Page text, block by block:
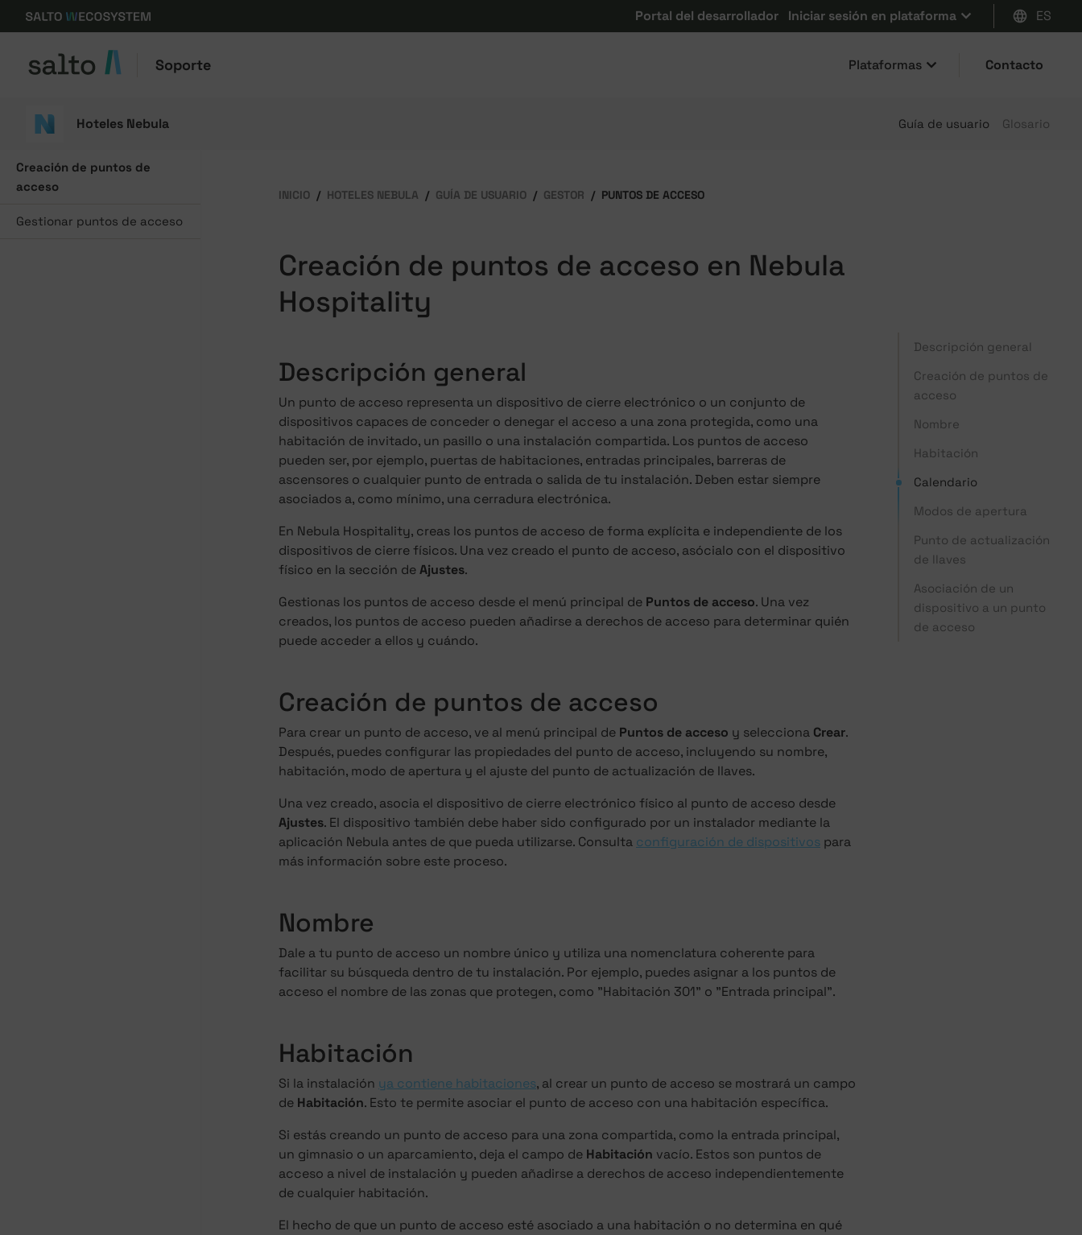
Portal del desarrollador Iniciar sesión en plataforma ES
Soporte Plataformas Contacto
Hoteles Nebula Guía de usuario Glosario
INICIO HOTELES NEBULA GUÍA DE USUARIO GESTOR PUNTOS DE ACCESO
Creación de puntos de acceso en Nebula
Hospitality
Descripción general
Un punto de acceso representa un dispositivo de cierre electrónico o un conjunto de
dispositivos capaces de conceder o denegar el acceso a una zona protegida, como una
habitación de invitado, un pasillo o una instalación compartida. Los puntos de acceso
pueden ser, por ejemplo, puertas de habitaciones, entradas principales, barreras de
ascensores o cualquier punto de entrada o salida de tu instalación. Deben estar siempre
asociados a, como mínimo, una cerradura electrónica.
En Nebula Hospitality, creas los puntos de acceso de forma explícita e independiente de los
dispositivos de cierre físicos. Una vez creado el punto de acceso, asócialo con el dispositivo
físico en la sección deAjustes.
Gestionas los puntos de acceso desde el menú principal de Puntos de acceso. Una vez
creados, los puntos de acceso pueden añadirse a derechos de acceso para determinar quién
puede acceder a ellos y cuándo.
Creación de puntos de acceso
Para crear un punto de acceso, ve al menú principal de Puntos de acceso y selecciona Crear.
Después, puedes configurar las propiedades del punto de acceso, incluyendo su nombre,
habitación, modo de apertura y el ajuste del punto de actualización de llaves.
Una vez creado, asocia el dispositivo de cierre electrónico físico al punto de acceso desde
Ajustes. El dispositivo también debe haber sido configurado por un instalador mediante la
aplicación Nebula antes de que pueda utilizarse. Consulta configuración de dispositivos para
más información sobre este proceso.
Nombre
Dale a tu punto de acceso un nombre único y utiliza una nomenclatura coherente para
facilitar su búsqueda dentro de tu instalación. Por ejemplo, puedes asignar a los puntos de
acceso el nombre de las zonas que protegen, como "Habitación 301" o "Entrada principal".
Habitación
Si la instalación ya contiene habitaciones, al crear un punto de acceso se mostrará un campo
de Habitación. Esto te permite asociar el punto de acceso con una habitación específica.
Si estás creando un punto de acceso para una zona compartida, como la entrada principal,
un gimnasio o un aparcamiento, deja el campo de Habitación vacío. Estos son puntos de
acceso a nivel de instalación y pueden añadirse a derechos de acceso independientemente
de cualquier habitación.
El hecho de que un punto de acceso esté asociado a una habitación o no determina en qué
Descripción general
Creación de puntos de
acceso
Nombre
Habitación
Calendario
Modos de apertura
Punto de actualización
de llaves
Asociación de un
dispositivo a un punto
de acceso
Creación de puntos de
acceso
Gestionar puntos de acceso